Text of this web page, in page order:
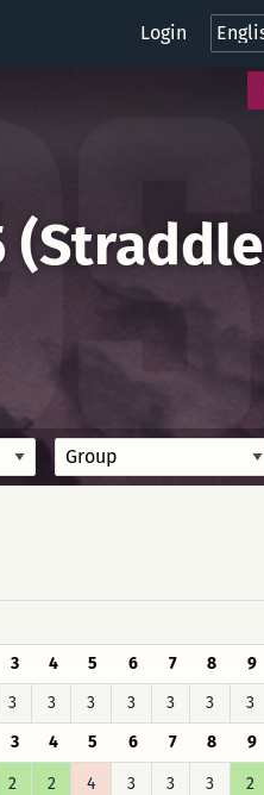
Login
(Straddle
3 4 5 6 7 8 9
3 3 3 3 3 3 3
3 4 5 6 7 8 9
2 2 4 3 3 3 2